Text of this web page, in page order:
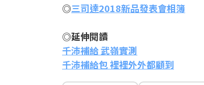
◎三司達2018新品發表會相簿
◎延伸閱讀
千沛補給 武嶺實測
千沛補給包 裡裡外外都顧到